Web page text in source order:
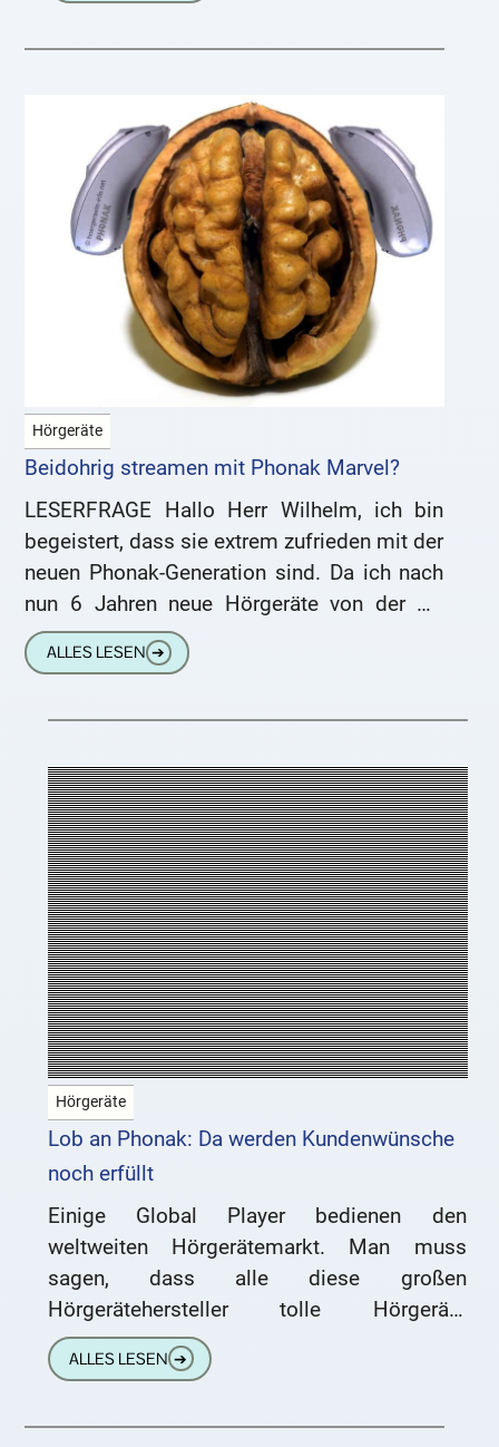
Hörgeräte
Beidohrig streamen mit Phonak Marvel?
LESERFRAGE Hallo Herr Wilhelm, ich bin
begeistert, dass sie extrem zufrieden mit der
neuen Phonak-Generation sind. Da ich nach
nun 6 Jahren neue Hörgeräte von der KK
bezuschusst bekomme, teste
ALLES LESEN ➔
Hörgeräte
Lob an Phonak: Da werden Kundenwünsche
noch erfüllt
Einige Global Player bedienen den
weltweiten Hörgerätemarkt. Man muss
sagen, dass alle diese großen
Hörgerätehersteller tolle Hörgeräte
herstellen und ständig an der
Weiterentwicklung ihrer Hörsysteme
ALLES LESEN ➔